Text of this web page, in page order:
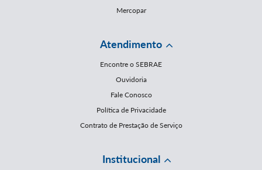
Mercopar
Atendimento
Encontre o SEBRAE
Ouvidoria
Fale Conosco
Política de Privacidade
Contrato de Prestação de Serviço
Institucional